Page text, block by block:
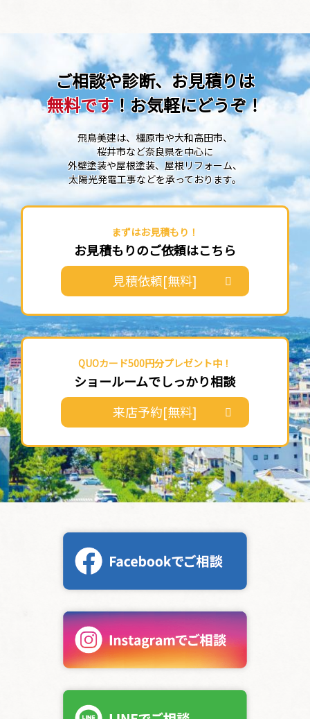
ご相談や診断、お見積りは
無料です！お気軽にどうぞ！
飛鳥美建は、橿原市や大和高田市、
桜井市など奈良県を中心に
外壁塗装や屋根塗装、屋根リフォーム、
太陽光発電工事などを承っております。
まずはお見積もり！
お見積もりのご依頼はこちら
見積依頼[無料]
QUOカード500円分プレゼント中！
ショールームでしっかり相談
来店予約[無料]